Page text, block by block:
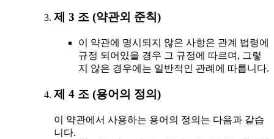
제 3 조 (약관외 준칙)
이 약관에 명시되지 않은 사항은 관계 법령에
규정 되어있을 경우 그 규정에 따르며, 그렇
지 않은 경우에는 일반적인 관례에 따릅니다.
제 4 조 (용어의 정의)
이 약관에서 사용하는 용어의 정의는 다음과 같습
니다.